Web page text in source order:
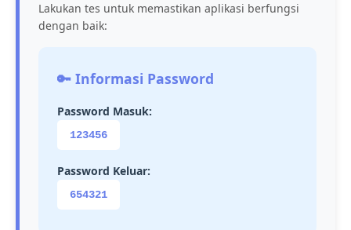
Lakukan tes untuk memastikan aplikasi berfungsi
dengan baik:
🔑 Informasi Password
Password Masuk:
123456
Password Keluar:
654321